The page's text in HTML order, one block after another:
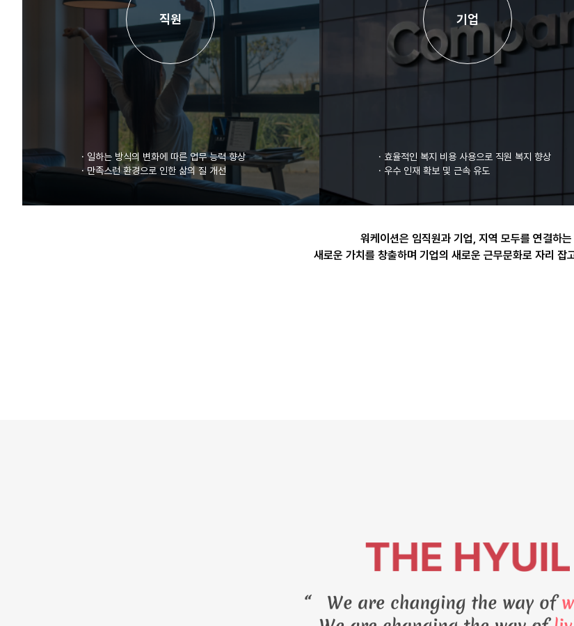
직원
· 일하는 방식의 변화에 따른 업무 능력 향상
· 만족스런 환경으로 인한 삶의 질 개선
기업
· 효율적인 복지 비용 사용으로 직원 복지 향상
· 우수 인재 확보 및 근속 유도
워케이션은 임직원과 기업, 지역 모두를 연결하는
새로운 가치를 창출하며 기업의 새로운 근무문화로 자리 잡